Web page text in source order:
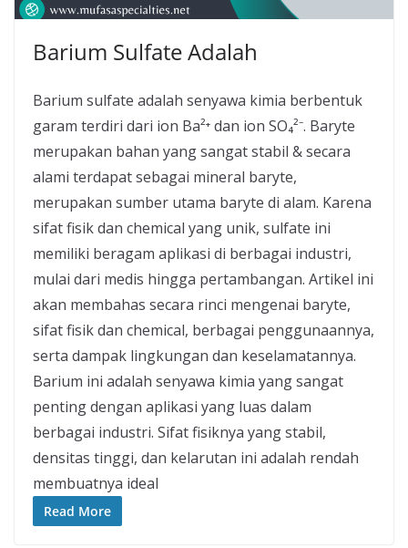
Barium Sulfate Adalah
Barium sulfate adalah senyawa kimia berbentuk
garam terdiri dari ion Ba²⁺ dan ion SO₄²⁻. Baryte
merupakan bahan yang sangat stabil & secara
alami terdapat sebagai mineral baryte,
merupakan sumber utama baryte di alam. Karena
sifat fisik dan chemical yang unik, sulfate ini
memiliki beragam aplikasi di berbagai industri,
mulai dari medis hingga pertambangan. Artikel ini
akan membahas secara rinci mengenai baryte,
sifat fisik dan chemical, berbagai penggunaannya,
serta dampak lingkungan dan keselamatannya.
Barium ini adalah senyawa kimia yang sangat
penting dengan aplikasi yang luas dalam
berbagai industri. Sifat fisiknya yang stabil,
densitas tinggi, dan kelarutan ini adalah rendah
membuatnya ideal
Read More